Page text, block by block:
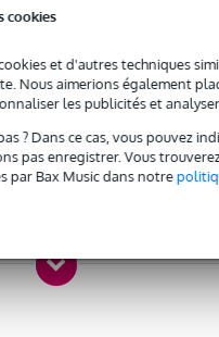
cookies
et d'autres techniques
Nous aimerions également
les publicités et
? Dans ce cas, vous pouvez
pas enregistrer. Vous
par Bax Music dans notre
inclus
x 2,5 cm